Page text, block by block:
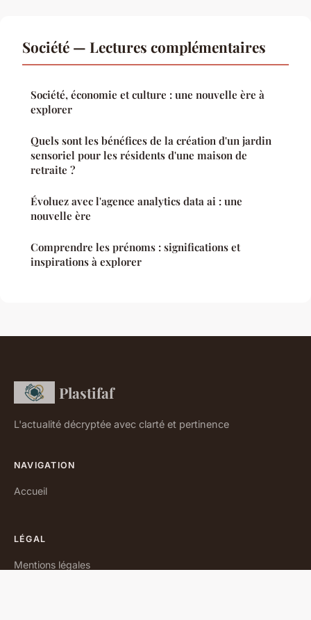
Société — Lectures complémentaires
Société, économie et culture : une nouvelle ère à
explorer
Quels sont les bénéfices de la création d'un jardin
sensoriel pour les résidents d'une maison de
retraite ?
Évoluez avec l'agence analytics data ai : une
nouvelle ère
Comprendre les prénoms : significations et
inspirations à explorer
Plastifaf
L'actualité décryptée avec clarté et pertinence
NAVIGATION
Accueil
LÉGAL
Mentions légales